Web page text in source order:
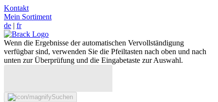
Kontakt
Mein Sortiment
de | fr
Wenn die Ergebnisse der automatischen Vervollständigung
verfügbar sind, verwenden Sie die Pfeiltasten nach oben und nach
unten zur Überprüfung und die Eingabetaste zur Auswahl.
Suchen